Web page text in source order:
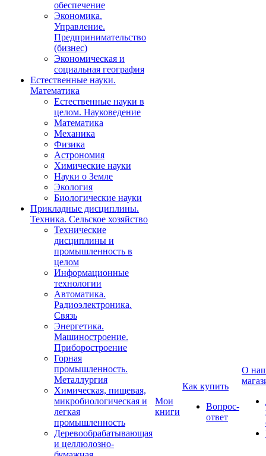
обеспечение
Экономика.
Управление.
Предпринимательство
(бизнес)
Экономическая и
социальная география
Естественные науки.
Математика
Естественные науки в
целом. Науковедение
Математика
Механика
Физика
Астрономия
Химические науки
Науки о Земле
Экология
Биологические науки
Прикладные дисциплины.
Техника. Сельское хозяйство
Технические
дисциплины и
промышленность в
целом
Информационные
технологии
Автоматика.
Радиоэлектроника.
Связь
Энергетика.
Машиностроение.
Приборостроение
Горная
промышленность.
Металлургия
Химическая, пищевая,
микробиологическая и
легкая
промышленность
Деревообрабатывающая
и целлюлозно-
Мои
книги
Как купить
Вопрос-
ответ
О